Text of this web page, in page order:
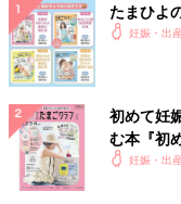
たまひよ
妊娠・出
初めて妊
む本『初
妊娠・出